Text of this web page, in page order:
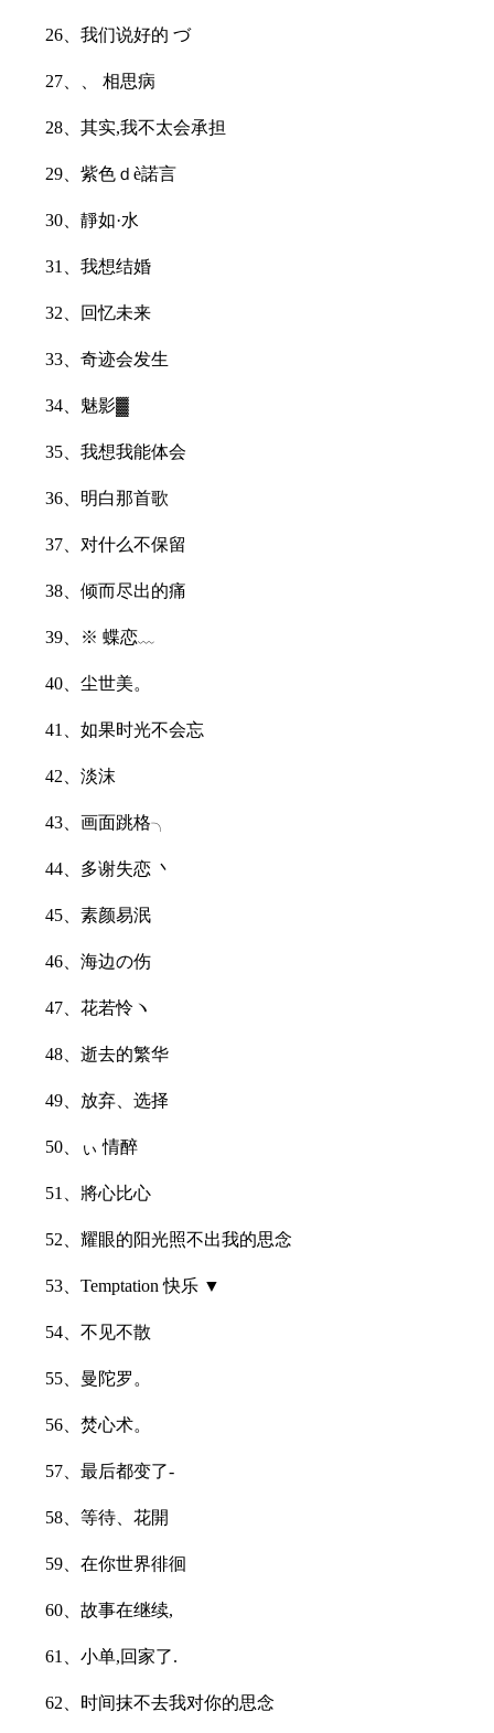
26、我们说好的 づ
27、、 相思病
28、其实,我不太会承担
29、紫色ｄè諾言
30、靜如·水
31、我想结婚
32、回忆未来
33、奇迹会发生
34、魅影▓
35、我想我能体会
36、明白那首歌
37、对什么不保留
38、倾而尽出的痛
39、※ 蝶恋﹏
40、尘世美。
41、如果时光不会忘
42、淡沫
43、画面跳格╮
44、多谢失恋 丶
45、素颜易泯
46、海边の伤
47、花若怜ヽ
48、逝去的繁华
49、放弃、选择
50、ぃ 情醉
51、將心比心
52、耀眼的阳光照不出我的思念
53、Temptation 快乐 ▼
54、不见不散
55、曼陀罗。
56、焚心术。
57、最后都变了-
58、等待、花開
59、在你世界徘徊
60、故事在继续,
61、小单,回家了.
62、时间抹不去我对你的思念